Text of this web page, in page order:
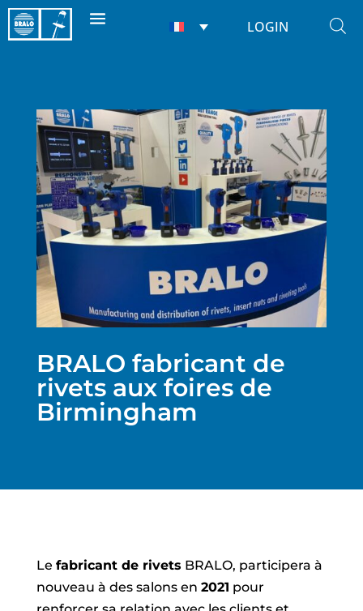
LOGIN
BRALO fabricant de
rivets aux foires de
Birmingham
Le fabricant de rivets BRALO, participera à
nouveau à des salons en 2021 pour